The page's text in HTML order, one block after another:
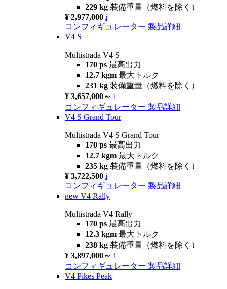
229 kg 装備重量（燃料を除く）
¥ 2,977,000 i
コンフィギュレーター 製品詳細
V4 S
Multistrada V4 S
170 ps 最高出力
12.7 kgm 最大トルク
231 kg 装備重量（燃料を除く）
¥ 3,657,000～ i
コンフィギュレーター 製品詳細
V4 S Grand Tour
Multistrada V4 S Grand Tour
170 ps 最高出力
12.7 kgm 最大トルク
235 kg 装備重量（燃料を除く）
¥ 3,722,500 i
コンフィギュレーター 製品詳細
new V4 Rally
Multistrada V4 Rally
170 ps 最高出力
12.3 kgm 最大トルク
238 kg 装備重量（燃料を除く）
¥ 3,897,000～ i
コンフィギュレーター 製品詳細
V4 Pikes Peak